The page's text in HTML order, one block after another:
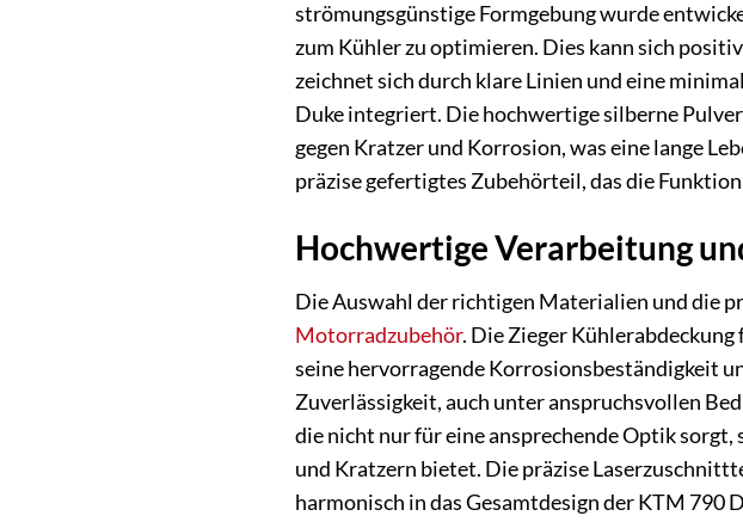
strömungsgünstige Formgebung wurde
zum Kühler zu optimieren. Dies kann sich
zeichnet sich durch klare Linien und eine
Duke integriert. Die hochwertige silberne
gegen Kratzer und Korrosion, was eine lange
präzise gefertigtes Zubehörteil, das die
Hochwertige Verarbeitung
Die Auswahl der richtigen Materialien und die
Motorradzubehör. Die Zieger
seine hervorragende Korrosionsbeständigkeit
Zuverlässigkeit, auch unter anspruchsvollen
die nicht nur für eine ansprechende Optik
und Kratzern bietet. Die präzise
harmonisch in das Gesamtdesign der KTM